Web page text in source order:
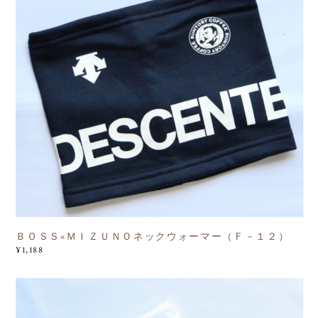
ＢＯＳＳ×ＭＩＺＵＮＯネックウォーマー（Ｆ－１２）
¥1,188